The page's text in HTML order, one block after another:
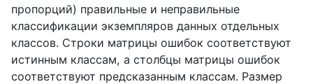
пропорций) правильные и неправильные
классификации экземпляров данных отдельных
классов. Строки матрицы ошибок соответствуют
истинным классам, а столбцы матрицы ошибок
соответствуют предсказанным классам. Размер